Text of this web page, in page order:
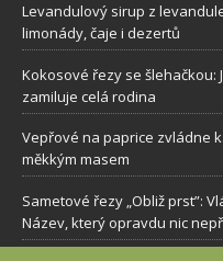
Levandulový sirup z
limonády, čaje i dezertů
Kokosové řezy se šlehačkou:
zamiluje celá rodina
Vepřové na paprice zvládne
měkkým masem
Sametové řezy „Obliž prst”:
Název, který opravdu nic